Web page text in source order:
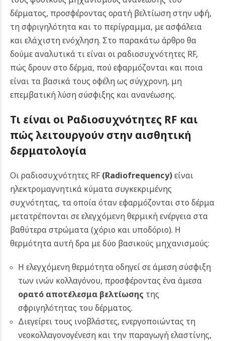
δέρματος, προσφέροντας ορατή βελτίωση στην υφή,
τη σφριγηλότητα και το περίγραμμα, με ασφάλεια
και ελάχιστη ενόχληση. Στο παρακάτω άρθρο θα
δούμε αναλυτικά τι είναι οι ραδιοσυχνότητες RF,
πώς δρουν στο δέρμα, πού εφαρμόζονται και ποια
είναι τα βασικά τους οφέλη ως σύγχρονη, μη
επεμβατική λύση σύσφιξης και ανανέωσης.
Τι είναι οι Ραδιοσυχνότητες RF και
πώς λειτουργούν στην αισθητική
δερματολογία
Οι ραδιοσυχνότητες RF (Radiofrequency)είναι
ηλεκτρομαγνητικά κύματα συγκεκριμένης
συχνότητας, τα οποία όταν εφαρμόζονται στο δέρμα
μετατρέπονται σε ελεγχόμενη θερμική ενέργεια στα
βαθύτερα στρώματα (χόριο και υποδόριο). Η
θερμότητα αυτή δρα με δύο βασικούς μηχανισμούς:
Η ελεγχόμενη θερμότητα οδηγεί σε άμεση σύσφιξη
των ινών κολλαγόνου, προσφέροντας ένα άμεσα
ορατό αποτέλεσμα βελτίωσης της
σφριγηλότητας του δέρματος.
Διεγείρει τους ινοβλάστες, ενεργοποιώντας τη
νεοκολλαγονογένεση και την παραγωγή ελαστίνης,